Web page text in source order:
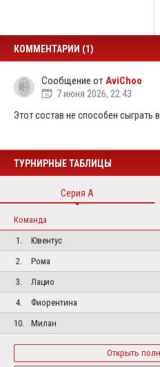
КОММЕНТАРИИ (1)
Сообщение отAviChoo
7 июня 2026, 22:43
Этот состав не способен сыграть
ТУРНИРНЫЕ ТАБЛИЦЫ
Серия А
Команда
1.
Ювентус
2.
Рома
3.
Лацио
4.
Фиорентина
10.
Милан
Открыть